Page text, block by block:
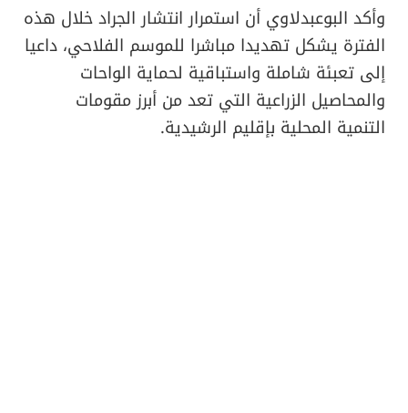
وأكد البوعبدلاوي أن استمرار انتشار الجراد خلال هذه
الفترة يشكل تهديدا مباشرا للموسم الفلاحي، داعيا
إلى تعبئة شاملة واستباقية لحماية الواحات
والمحاصيل الزراعية التي تعد من أبرز مقومات
التنمية المحلية بإقليم الرشيدية.